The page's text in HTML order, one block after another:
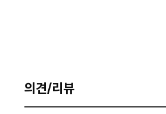
의견/리뷰